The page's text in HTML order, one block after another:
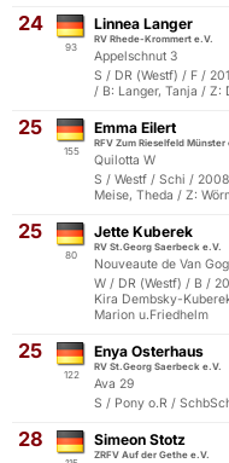
24
93
Linnea Langer
RV Rhede-Krommert e.V.
Appelschnut 3
S / DR (Westf) / F /
/ B: Langer, Tanja / Z:
25
155
Emma Eilert
RFV Zum Rieselfeld Münster
Quilotta W
S / Westf / Schi /
Meise, Theda / Z:
25
80
Jette Kuberek
RV St.Georg Saerbeck e.V.
Nouveaute de Van
W / DR (Westf) / B /
Kira Dembsky-
Marion u.Friedhelm
25
122
Enya Osterhaus
RV St.Georg Saerbeck e.V.
Ava 29
S / Pony o.R /
28 Simeon Stotz
ZRFV Auf der Gethe e.V.